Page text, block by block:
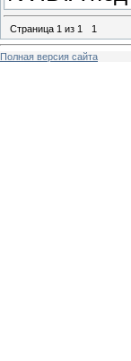
Страница 1 из 1 1
Полная версия сайта